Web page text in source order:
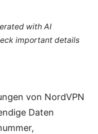
with AI
important details
von NordVPN
Daten